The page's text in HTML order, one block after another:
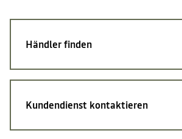
Händler finden
Kundendienst kontaktieren